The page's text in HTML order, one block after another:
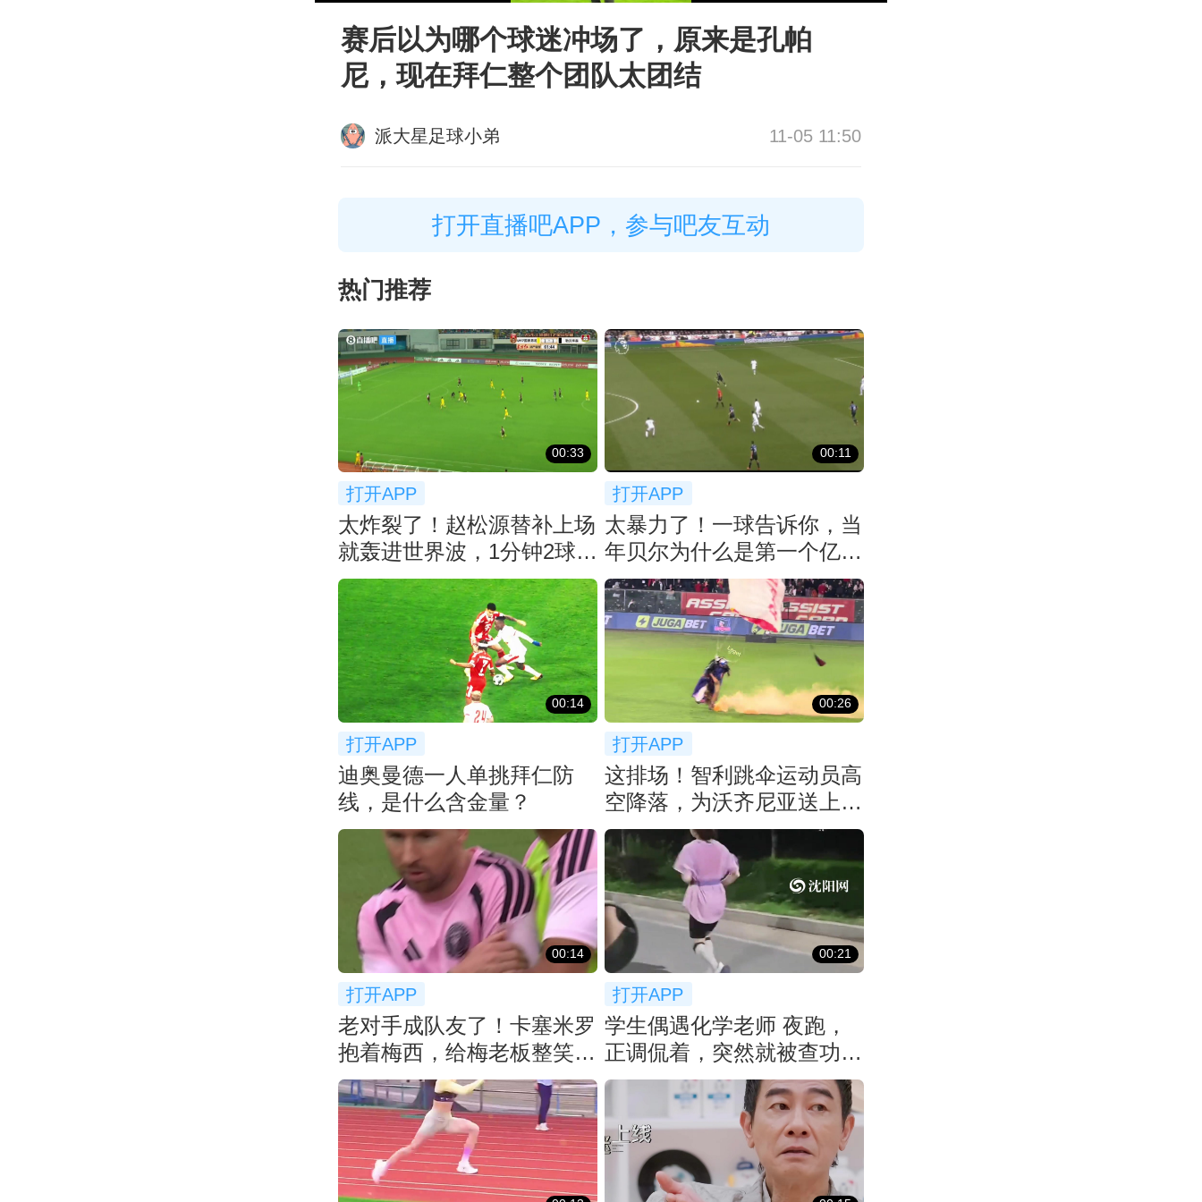
赛后以为哪个球迷冲场了，原来是孔帕
尼，现在拜仁整个团队太团结
派大星足球小弟 11-05 11:50
打开直播吧APP，参与吧友互动
热门推荐
00:33
打开APP
太炸裂了！赵松源替补上场
就轰进世界波，1分钟2球反
超太猛了
00:11
打开APP
太暴力了！一球告诉你，当
年贝尔为什么是第一个亿元
先生！
00:14
打开APP
迪奥曼德一人单挑拜仁防
线，是什么含金量？
00:26
打开APP
这排场！智利跳伞运动员高
空降落，为沃齐尼亚送上科
洛科洛球衣
00:14
打开APP
老对手成队友了！卡塞米罗
抱着梅西，给梅老板整笑了
😂
00:21
打开APP
学生偶遇化学老师 夜跑，
正调侃着，突然就被查功
课... 😂